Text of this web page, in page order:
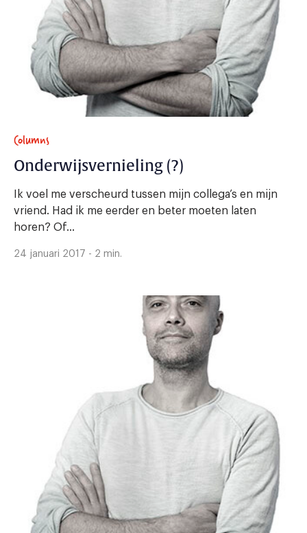
Columns
Onderwijsvernieling (?)
Ik voel me verscheurd tussen mijn collega’s en mijn
vriend. Had ik me eerder en beter moeten laten
horen? Of...
24 januari 2017 - 2 min.